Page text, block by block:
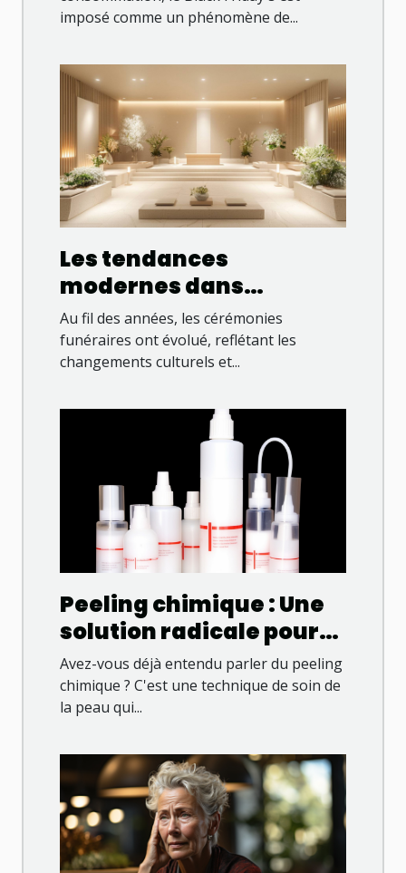
imposé comme un phénomène de...
Les tendances
modernes dans
l'organisation des
cérémonies funéraires
Au fil des années, les cérémonies
funéraires ont évolué, reflétant les
changements culturels et...
Peeling chimique : Une
solution radicale pour
une peau éclatante
Avez-vous déjà entendu parler du peeling
chimique ? C'est une technique de soin de
la peau qui...